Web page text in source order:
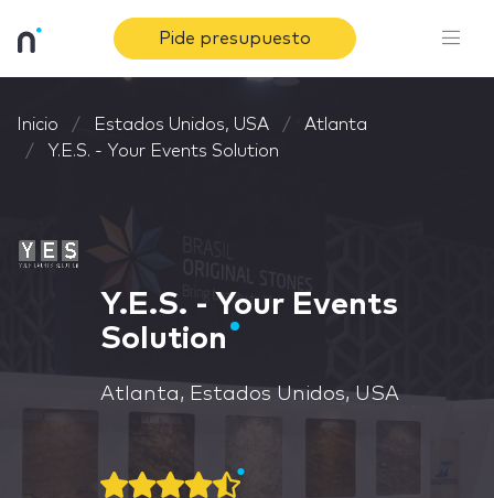
Pide presupuesto
Inicio Estados Unidos, USA
Atlanta
Y.E.S. - Your Events Solution
Y.E.S. - Your Events
Solution
Atlanta, Estados Unidos, USA